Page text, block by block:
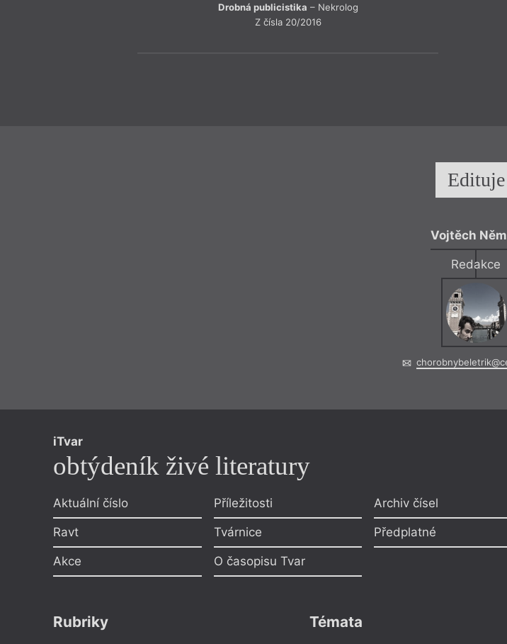
Drobná publicistika – Nekrolog
Z čísla 20/2016
Edituje
Vojtěch
Redakce
iTvar
obtýdeník živé literatury
Aktuální číslo
Ravt
Akce
Příležitosti
Tvárnice
O časopisu Tvar
Archiv čísel
Předplatné
Rubriky Témata